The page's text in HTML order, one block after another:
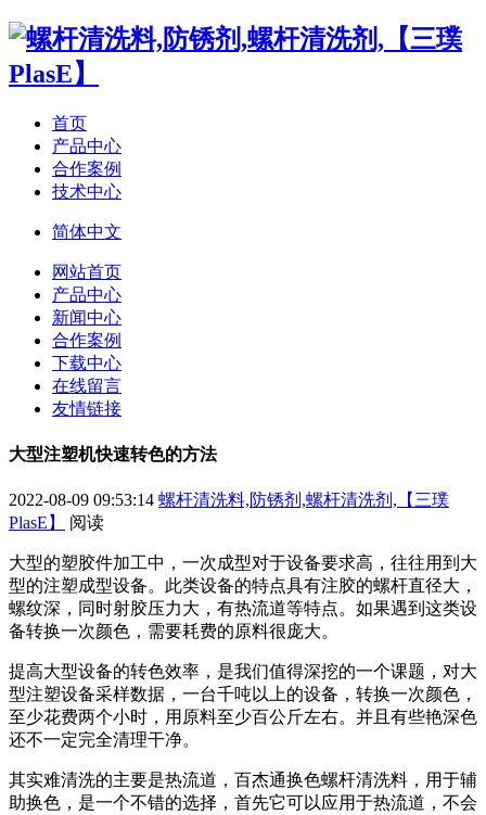
首页
产品中心
合作案例
技术中心
简体中文
网站首页
产品中心
新闻中心
合作案例
下载中心
在线留言
友情链接
大型注塑机快速转色的方法
2022-08-09 09:53:14 螺杆清洗料,防锈剂,螺杆清洗剂,【三璞
PlasE】
阅读
大型的塑胶件加工中，一次成型对于设备要求高，往往用到大
型的注塑成型设备。此类设备的特点具有注胶的螺杆直径大，
螺纹深，同时射胶压力大，有热流道等特点。如果遇到这类设
备转换一次颜色，需要耗费的原料很庞大。
提高大型设备的转色效率，是我们值得深挖的一个课题，对大
型注塑设备采样数据，一台千吨以上的设备，转换一次颜色，
至少花费两个小时，用原料至少百公斤左右。并且有些艳深色
还不一定完全清理干净。
其实难清洗的主要是热流道，百杰通换色螺杆清洗料，用于辅
助换色，是一个不错的选择，首先它可以应用于热流道，不会